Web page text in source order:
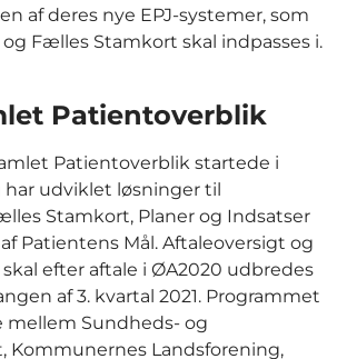
af deres nye EPJ-systemer, som
Fælles Stamkort skal indpasses i.
Patientoverblik
Patientoverblik startede i
har udviklet løsninger til
Stamkort, Planer og Indsatser
Patientens Mål. Aftaleoversigt og
efter aftale i ØA2020 udbredes
af 3. kvartal 2021. Programmet
mellem Sundheds- og
Landsforening,